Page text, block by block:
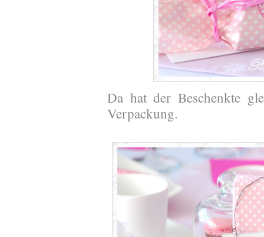
Da hat der Beschenkte
Verpackung.